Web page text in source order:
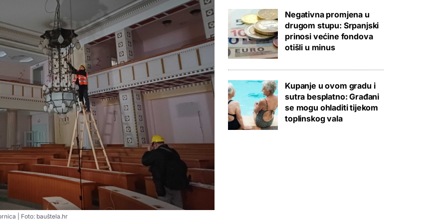
| Foto: bauštela.hr
Negativna promjena u
drugom stupu: Srpanjski
prinosi većine fondova
otišli u minus
Kupanje u ovom gradu i
sutra besplatno: Građani
se mogu ohladiti tijekom
toplinskog vala